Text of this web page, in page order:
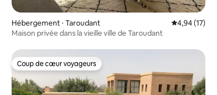
Hébergement ⋅ Taroudant Évaluation
4,94 (17)
Maison privée dans la vieille ville de Taroudant
Coup de cœur voyageurs
Coup de cœur voyageurs